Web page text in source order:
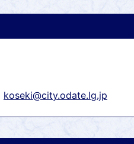
koseki@city.odate.lg.jp